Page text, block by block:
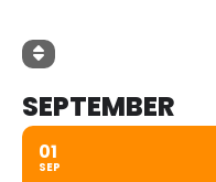
SEPTEMBER
01
SEP